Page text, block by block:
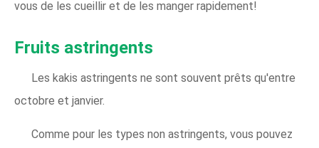
vous de les cueillir et de les manger rapidement!
Fruits astringents
Les kakis astringents ne sont souvent prêts qu'entre
octobre et janvier.
Comme pour les types non astringents, vous pouvez